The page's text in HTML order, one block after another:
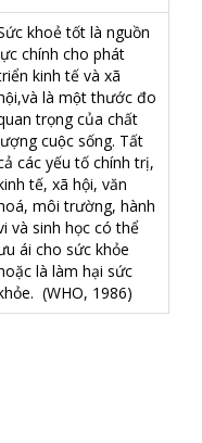
khoẻ tốt là nguồn
chính cho phát
kinh tế và xã
là một thước đo
trọng của chất
cuộc sống. Tất
các yếu tố chính trị,
tế, xã hội, văn
môi trường, hành
và sinh học có thể
ái cho sức khỏe
là làm hại sức
(WHO, 1986)